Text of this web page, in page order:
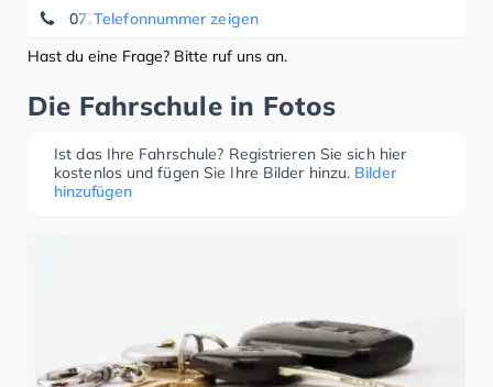
Telefonnummer zeigen
07221-256 26
Hast du eine Frage? Bitte ruf uns an.
Die Fahrschule in Fotos
Ist das Ihre Fahrschule? Registrieren Sie sich hier
kostenlos und fügen Sie Ihre Bilder hinzu. Bilder
hinzufügen